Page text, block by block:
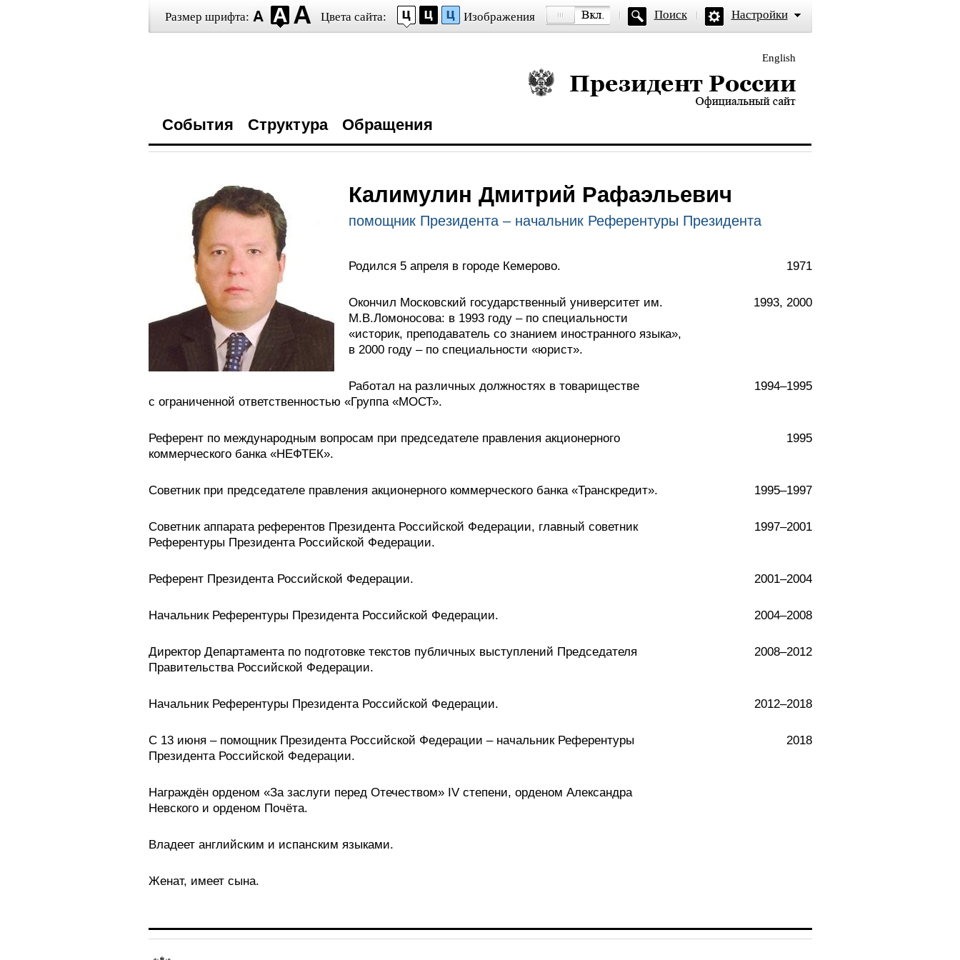
Размер шрифта: Цвета сайта: Изображения Поиск Настройки
English
Президент России — официальный сайт
События Структура Обращения
Калимулин Дмитрий Рафаэльевич
помощник Президента – начальник Референтуры Президента
1971
Родился 5 апреля в городе Кемерово.
1993, 2000
Окончил Московский государственный университет им.
М.В.Ломоносова: в 1993 году – по специальности
«историк, преподаватель со знанием иностранного языка»,
в 2000 году – по специальности «юрист».
1994–1995
Работал на различных должностях в товариществе
с ограниченной ответственностью «Группа «МОСТ».
1995
Референт по международным вопросам при председателе правления акционерного
коммерческого банка «НЕФТЕК».
1995–1997
Советник при председателе правления акционерного коммерческого банка «Транскредит».
1997–2001
Советник аппарата референтов Президента Российской Федерации, главный советник
Референтуры Президента Российской Федерации.
2001–2004
Референт Президента Российской Федерации.
2004–2008
Начальник Референтуры Президента Российской Федерации.
2008–2012
Директор Департамента по подготовке текстов публичных выступлений Председателя
Правительства Российской Федерации.
2012–2018
Начальник Референтуры Президента Российской Федерации.
2018
С 13 июня – помощник Президента Российской Федерации – начальник Референтуры
Президента Российской Федерации.
Награждён орденом «За заслуги перед Отечеством» IV степени, орденом Александра
Невского и орденом Почёта.
Владеет английским и испанским языками.
Женат, имеет сына.